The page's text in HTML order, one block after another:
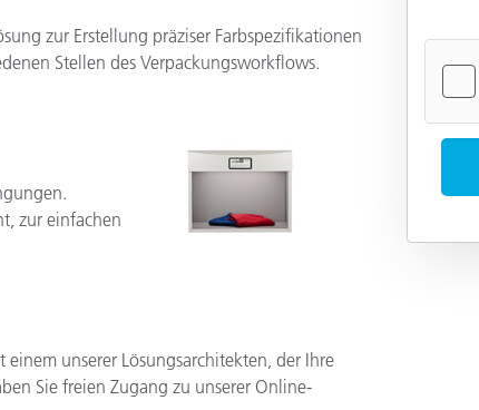
zur Erstellung präziser Farbspezifikationen
Stellen des Verpackungsworkflows.
zur einfachen
unserer Lösungsarchitekten, der Ihre
Sie freien Zugang zu unserer Online-